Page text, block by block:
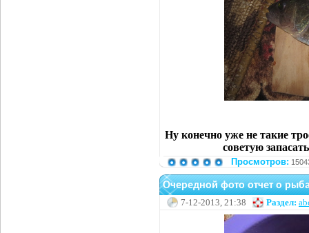
Ну конечно уже не такие
советую
Просмотров:
Очередной фото отчет о
7-12-2013, 21:38 Раздел: